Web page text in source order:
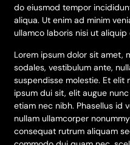
do eiusmod tempor
aliqua. Ut enim ad minim
ullamco laboris nisi ut
Lorem ipsum dolor sit amet,
sodales, vestibulum ante,
suspendisse molestie. Et elit
ipsum dui sit, elit augue
etiam nec nibh. Phasellus id
nullam ullamcorper
consequat rutrum aliquam